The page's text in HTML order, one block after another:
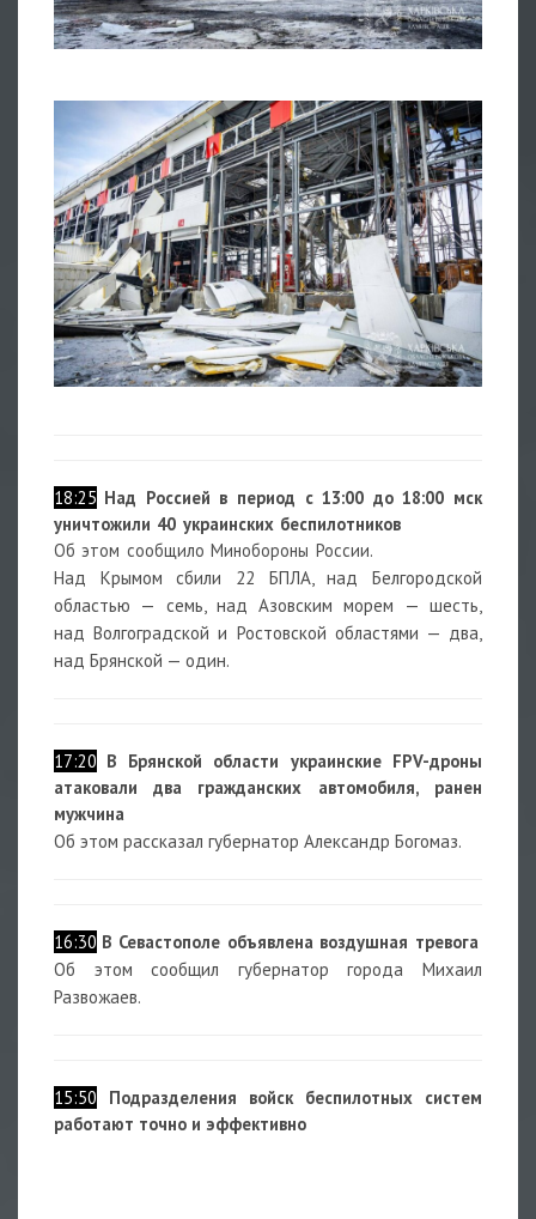
18:25 Над Россией в период с 13:00 до 18:00 мск
уничтожили 40 украинских беспилотников
Об этом сообщило Минобороны России.
Над Крымом сбили 22 БПЛА, над Белгородской
областью — семь, над Азовским морем — шесть,
над Волгоградской и Ростовской областями — два,
над Брянской — один.
17:20 В Брянской области украинские FPV-дроны
атаковали два гражданских автомобиля, ранен
мужчина
Об этом рассказал губернатор Александр Богомаз.
16:30 В Севастополе объявлена воздушная тревога
Об этом сообщил губернатор города Михаил
Развожаев.
15:50
Подразделения войск беспилотных систем
работают точно и эффективно